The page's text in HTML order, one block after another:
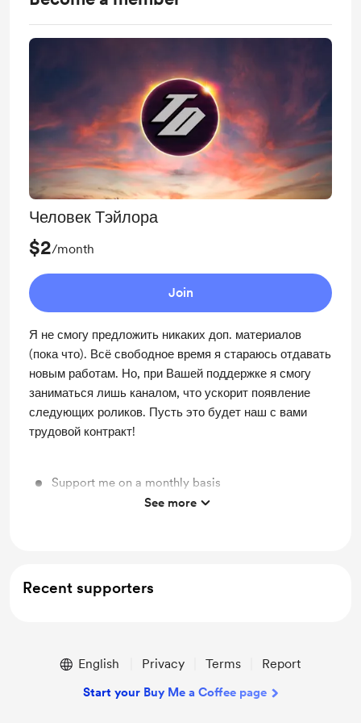
Человек Тэйлора
$2/month
Join
Я не смогу предложить никаких доп. материалов
(пока что). Всё свободное время я стараюсь отдавать
новым работам. Но, при Вашей поддержке я смогу
заниматься лишь каналом, что ускорит появление
следующих роликов. Пусть это будет наш с вами
трудовой контракт!
Support me on a monthly basis
Unlock exclusive posts and messages
See more
Recent supporters
English Privacy Terms Report
Start your Buy Me a Coffee page